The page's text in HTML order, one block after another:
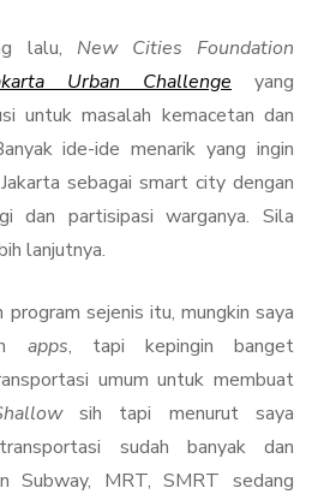
lalu, New Cities Foundation
Urban Challenge yang
untuk masalah kemacetan dan
ide-ide menarik yang ingin
sebagai smart city dengan
dan partisipasi warganya. Sila
lanjutnya.
program sejenis itu, mungkin saya
apps, tapi kepingin banget
umum untuk membuat
sih tapi menurut saya
sudah banyak dan
Subway, MRT, SMRT sedang